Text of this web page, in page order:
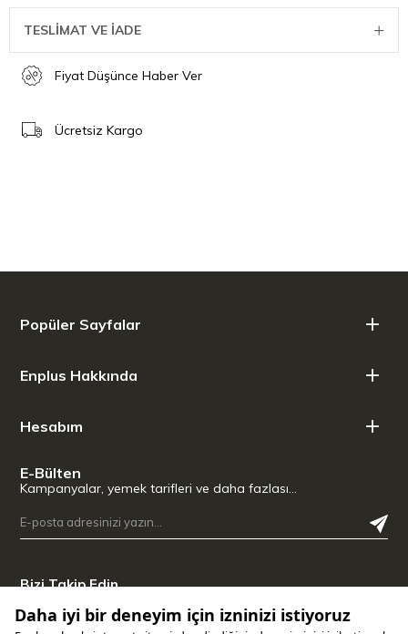
paslanmaz çelik amblemi, termosunuzun sürdürülebilir
Mat boya kaplama
Yükseklik: 31,2 cm
Sıcak: 7 Saat
TESLİMAT VE İADE
Fiyat Düşünce Haber Ver
Ücretsiz Kargo
Popüler Sayfalar
Enplus Hakkında
Hesabım
E-Bülten
Kampanyalar, yemek tarifleri ve daha fazlası…
Bizi Takip Edin